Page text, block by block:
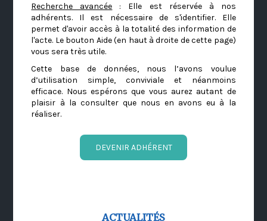
Recherche avancée : Elle est réservée à nos
adhérents. Il est nécessaire de s'identifier. Elle
permet d'avoir accès à la totalité des information de
l'acte. Le bouton Aide (en haut à droite de cette page)
vous sera très utile.
Cette base de données, nous l’avons voulue
d’utilisation simple, conviviale et néanmoins
efficace. Nous espérons que vous aurez autant de
plaisir à la consulter que nous en avons eu à la
réaliser.
DEVENIR ADHÉRENT
ACTUALITÉS